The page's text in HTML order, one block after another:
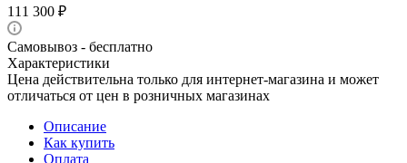
111 300 ₽
Самовывоз - бесплатно
Характеристики
Цена действительна только для интернет-магазина и может
отличаться от цен в розничных магазинах
Описание
Как купить
Оплата